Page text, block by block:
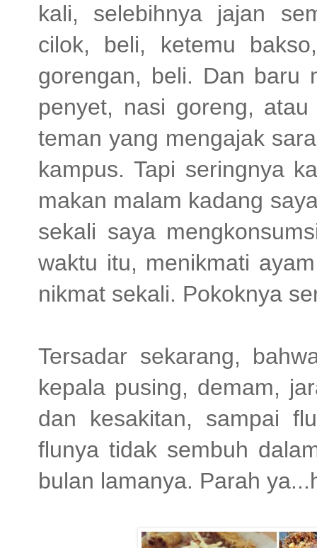
kali, selebihnya jajan
cilok, beli, ketemu
gorengan, beli. Dan baru
penyet, nasi goreng,
teman yang mengajak
kampus. Tapi seringnya
makan malam kadang
sekali saya
waktu itu, menikmati
nikmat sekali. Pokoknya
Tersadar sekarang,
kepala pusing, demam,
dan kesakitan, sampai
flunya tidak sembuh
bulan lamanya. Parah